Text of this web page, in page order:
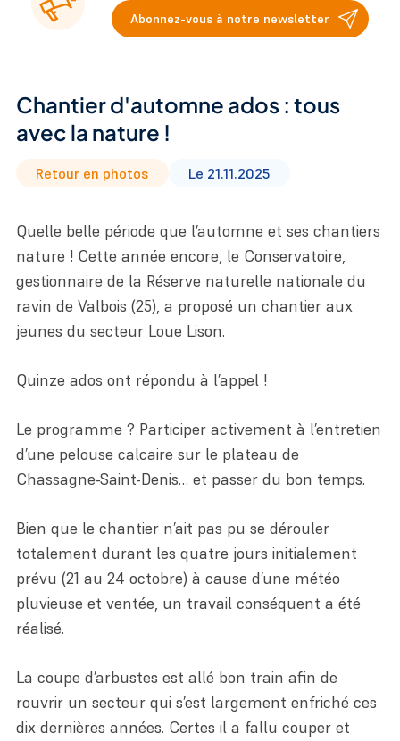
Une association
Une équipe
Un réseau
Carte des sites
Programmes régionaux
Politiques publiques
Soutien aux territoires
Troupeaux itinérants
Particulier
Collectivité
Agriculteur
Propriétaire
Abonnez-vous à notre newsletter
Chantier d'automne ados : tous
avec la nature !
Retour en photos Le 21.11.2025
Quelle belle période que l’automne et ses chantiers
nature ! Cette année encore, le Conservatoire,
gestionnaire de la Réserve naturelle nationale du
ravin de Valbois (25), a proposé un chantier aux
jeunes du secteur Loue Lison.
Quinze ados ont répondu à l’appel !
Le programme ? Participer activement à l’entretien
d’une pelouse calcaire sur le plateau de
Chassagne-Saint-Denis… et passer du bon temps.
Bien que le chantier n’ait pas pu se dérouler
totalement durant les quatre jours initialement
prévu (21 au 24 octobre) à cause d’une météo
pluvieuse et ventée, un travail conséquent a été
réalisé.
La coupe d’arbustes est allé bon train afin de
rouvrir un secteur qui s’est largement enfriché ces
dix dernières années. Certes il a fallu couper et